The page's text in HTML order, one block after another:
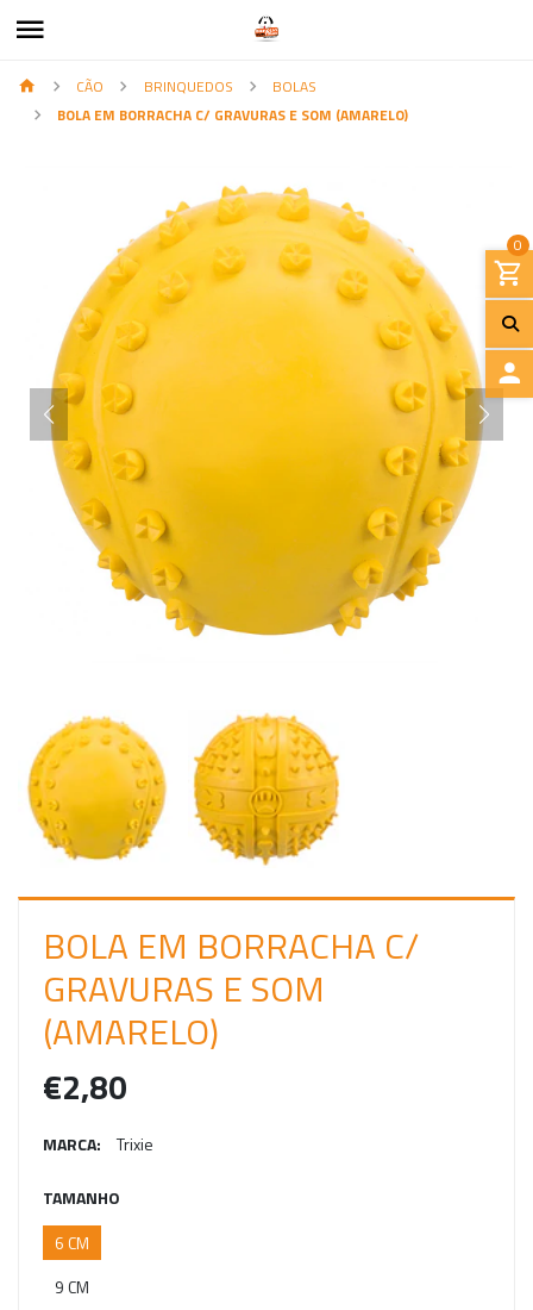
0
I
O
CÃO BRINQUEDOS
BOLAS
BOLA EM BORRACHA C/ GRAVURAS E SOM (AMARELO)
BOLA EM BORRACHA C/
GRAVURAS E SOM
(AMARELO)
€2,80
MARCA: Trixie
TAMANHO
6 CM
9 CM